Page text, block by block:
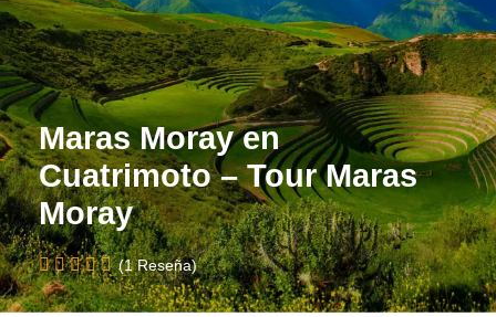
Maras Moray en
Cuatrimoto – Tour Maras
Moray
(1 Reseña)